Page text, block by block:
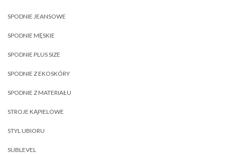
SPODNIE JEANSOWE
SPODNIE MĘSKIE
SPODNIE PLUS SIZE
SPODNIE Z EKOSKÓRY
SPODNIE Z MATERIAŁU
STROJE KĄPIELOWE
STYL UBIORU
SUBLEVEL